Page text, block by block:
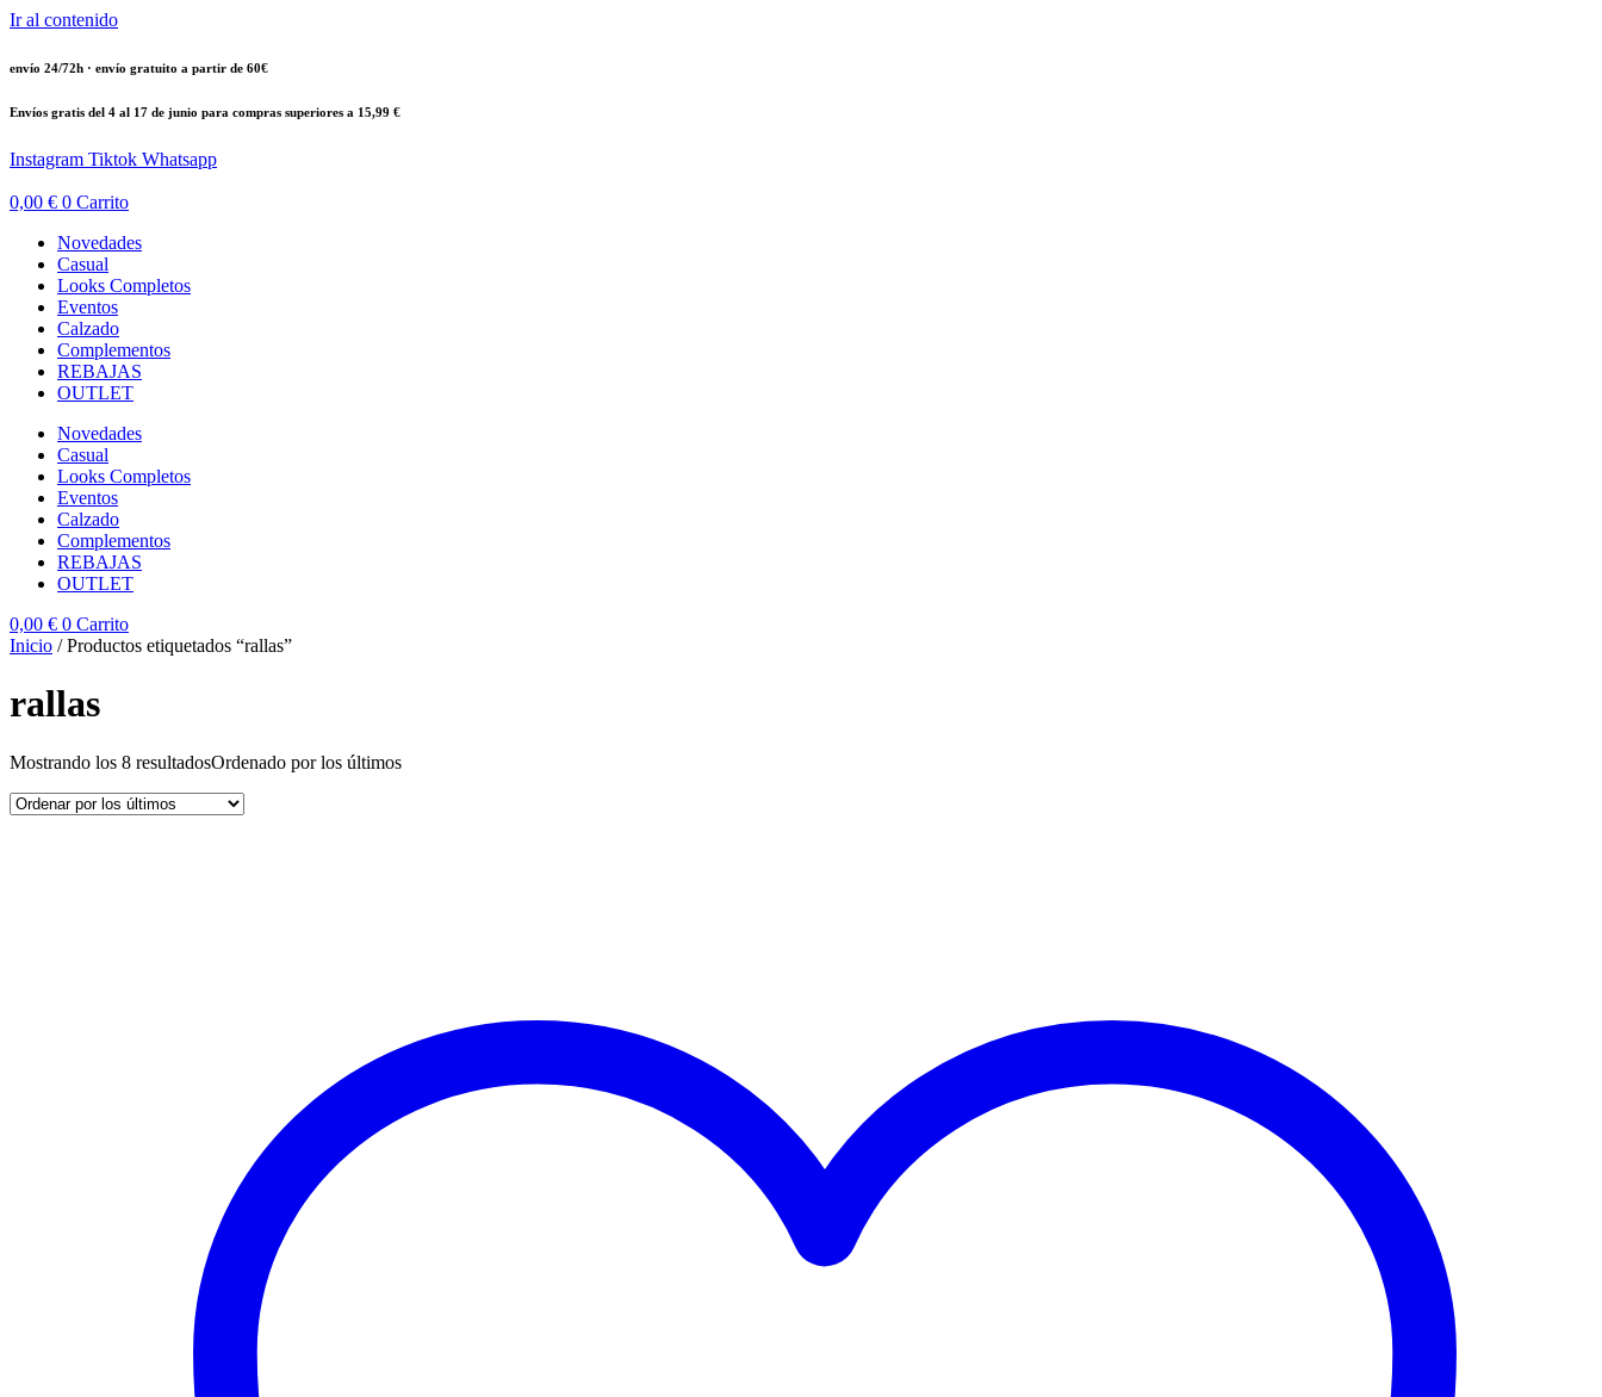
Ir al contenido
envío 24/72h · envío gratuito a partir de 60€
Envíos gratis del 4 al 17 de junio para compras superiores a 15,99 €
Instagram Tiktok Whatsapp
0,00 € 0 Carrito
Novedades
Casual
Looks Completos
Eventos
Calzado
Complementos
REBAJAS
OUTLET
Novedades
Casual
Looks Completos
Eventos
Calzado
Complementos
REBAJAS
OUTLET
0,00 € 0 Carrito
Inicio / Productos etiquetados “rallas”
rallas
Mostrando los 8 resultadosOrdenado por los últimos